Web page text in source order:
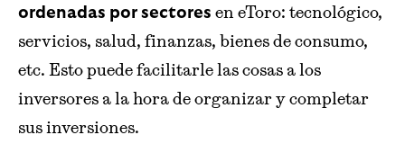
ordenadas por sectores en eToro: tecnológico,
servicios, salud, finanzas, bienes de consumo,
etc. Esto puede facilitarle las cosas a los
inversores a la hora de organizar y completar
sus inversiones.